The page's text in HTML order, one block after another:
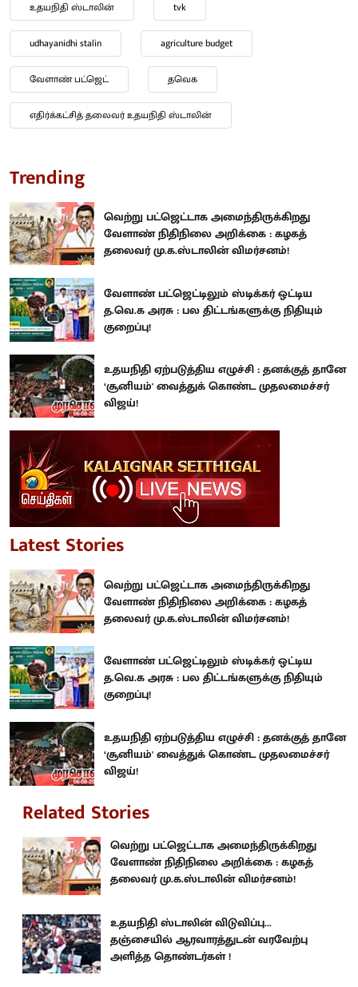
உதயநிதி ஸ்டாலின் tvk
udhayanidhi stalin agriculture budget
வேளாண் பட்ஜெட் தவெக
எதிர்க்கட்சித் தலைவர் உதயநிதி ஸ்டாலின்
Trending
வெற்று பட்ஜெட்டாக அமைந்திருக்கிறது
வேளாண் நிதிநிலை அறிக்கை : கழகத்
தலைவர் மு.க.ஸ்டாலின் விமர்சனம்!
வேளாண் பட்ஜெட்டிலும் ஸ்டிக்கர் ஒட்டிய
த.வெ.க அரசு : பல திட்டங்களுக்கு நிதியும்
குறைப்பு!
உதயநிதி ஏற்படுத்திய எழுச்சி : தனக்குத் தானே
‘சூனியம்' வைத்துக் கொண்ட முதலமைச்சர்
விஜய்!
Latest Stories
வெற்று பட்ஜெட்டாக அமைந்திருக்கிறது
வேளாண் நிதிநிலை அறிக்கை : கழகத்
தலைவர் மு.க.ஸ்டாலின் விமர்சனம்!
வேளாண் பட்ஜெட்டிலும் ஸ்டிக்கர் ஒட்டிய
த.வெ.க அரசு : பல திட்டங்களுக்கு நிதியும்
குறைப்பு!
உதயநிதி ஏற்படுத்திய எழுச்சி : தனக்குத் தானே
‘சூனியம்' வைத்துக் கொண்ட முதலமைச்சர்
விஜய்!
Related Stories
வெற்று பட்ஜெட்டாக அமைந்திருக்கிறது
வேளாண் நிதிநிலை அறிக்கை : கழகத்
தலைவர் மு.க.ஸ்டாலின் விமர்சனம்!
உதயநிதி ஸ்டாலின் விடுவிப்பு...
தஞ்சையில் ஆரவாரத்துடன் வரவேற்பு
அளித்த தொண்டர்கள் !